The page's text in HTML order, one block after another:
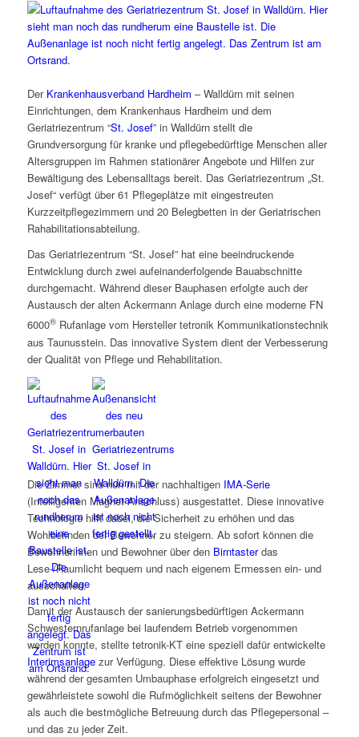
Der Krankenhausverband Hardheim – Walldürn mit seinen
Einrichtungen, dem Krankenhaus Hardheim und dem
Geriatriezentrum “St. Josef” in Walldürn stellt die
Grundversorgung für kranke und pflegebedürftige Menschen aller
Altersgruppen im Rahmen stationärer Angebote und Hilfen zur
Bewältigung des Lebensalltags bereit. Das Geriatriezentrum „St.
Josef“ verfügt über 61 Pflegeplätze mit eingestreuten
Kurzzeitpflegezimmern und 20 Belegbetten in der Geriatrischen
Rahabilitationsabteilung.
Das Geriatriezentrum “St. Josef” hat eine beeindruckende
Entwicklung durch zwei aufeinanderfolgende Bauabschnitte
durchgemacht. Während dieser Bauphasen erfolgte auch der
Austausch der alten Ackermann Anlage durch eine moderne FN
6000®Rufanlage vom Hersteller tetronik Kommunikationstechnik
aus Taunusstein. Das innovative System dient der Verbesserung
der Qualität von Pflege und Rehabilitation.
Die Zimmer sind nun mit der nachhaltigenIMA-Serie
(Intelligenten Magnet Anschluss) ausgestattet. Diese innovative
Technologie hilft dabei, die Sicherheit zu erhöhen und das
Wohlbefinden der Bewohner zu steigern. Ab sofort können die
Bewohnerinnen und Bewohner über den Birntasterdas
Lese-/Raumlicht bequem und nach eigenem Ermessen ein- und
ausschalten.
Damit der Austausch der sanierungsbedürftigen Ackermann
Schwesternrufanlage bei laufendem Betrieb vorgenommen
werden konnte, stellte tetronik-KT eine speziell dafür entwickelte
Interimsanlagezur Verfügung. Diese effektive Lösung wurde
während der gesamten Umbauphase erfolgreich eingesetzt und
gewährleistete sowohl die Rufmöglichkeit seitens der Bewohner
als auch die bestmögliche Betreuung durch das Pflegepersonal –
und das zu jeder Zeit.